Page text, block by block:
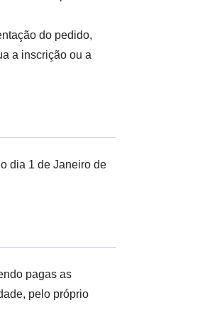
do pedido,
a inscrição ou a
dia 1 de Janeiro de
pagas as
pelo próprio